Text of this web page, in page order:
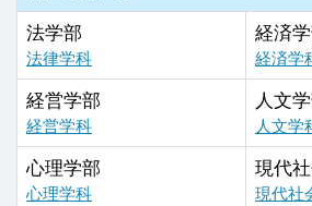
法学部
法律学科
経済
経済学
経営学部
経営学科
人文
人文学
心理学部
心理学科
現代
現代社